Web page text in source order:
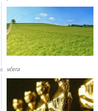
včera